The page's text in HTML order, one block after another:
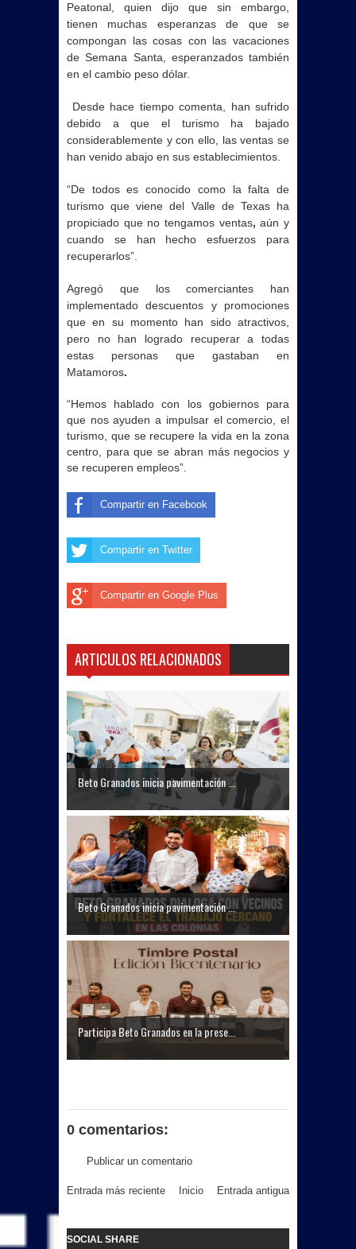
Peatonal, quien dijo que sin embargo,
tienen muchas esperanzas de que se
compongan las cosas con las vacaciones
de Semana Santa, esperanzados también
en el cambio peso dólar.
Desde hace tiempo comenta, han sufrido
debido a que el turismo ha bajado
considerablemente y con ello, las ventas se
han venido abajo en sus establecimientos.
“De todos es conocido como la falta de
turismo que viene del Valle de Texas ha
propiciado que no tengamos ventas, aún y
cuando se han hecho esfuerzos para
recuperarlos”.
Agregó que los comerciantes han
implementado descuentos y promociones
que en su momento han sido atractivos,
pero no han logrado recuperar a todas
estas personas que gastaban en
Matamoros.
“Hemos hablado con los gobiernos para
que nos ayuden a impulsar el comercio, el
turismo, quese recupere la vida en la zona
centro, para que se abran más negocios y
se recuperen empleos”.
Compartir en Facebook
Compartir en Twitter
Compartir en Google Plus
ARTICULOS RELACIONADOS
Beto Granados inicia pavimentación ...
Beto Granados inicia pavimentación ...
Participa Beto Granados en la prese...
0 comentarios:
Publicar un comentario
Entrada más reciente Entrada antigua
Inicio
SOCIAL SHARE